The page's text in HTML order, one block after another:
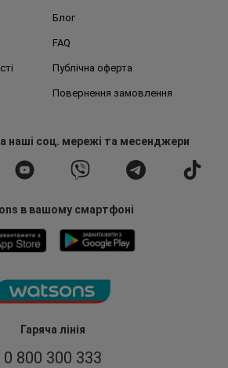
Гаряча лінія
0 800 300 333
Блог
FAQ
Публічна оферта
Повернення замовлення
наші соц. мережі та месенджери
в вашому смартфоні